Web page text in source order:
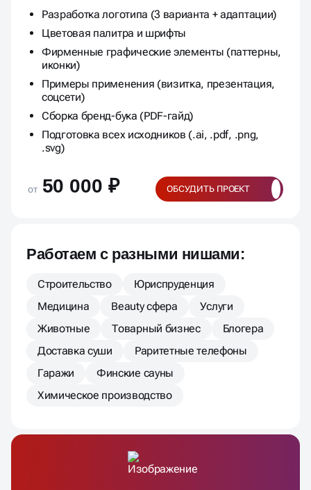
Разработка логотипа (3 варианта + адаптации)
Цветовая палитра и шрифты
Фирменные графические элементы (паттерны,
иконки)
Примеры применения (визитка, презентация,
соцсети)
Сборка бренд-бука (PDF-гайд)
Подготовка всех исходников (.ai, .pdf, .png,
.svg)
от 50 000 ₽ ОБСУДИТЬ ПРОЕКТ
Работаем с разными нишами:
Строительство
Юриспруденция
Медицина
Beauty сфера
Услуги
Животные
Товарный бизнес
Блогера
Доставка суши
Раритетные телефоны
Гаражи
Финские сауны
Химическое производство